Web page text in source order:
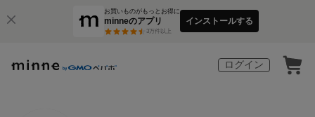
お買いものがもっとお得に
minneのアプリ
3万件以上
インストールする
ログイン